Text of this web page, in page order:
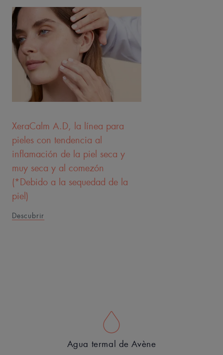
XeraCalm A.D, la línea para
pieles con tendencia al
inflamación de la piel seca y
muy seca y al comezón
(*Debido a la sequedad de la
piel)
Descubrir
Agua termal de Avène